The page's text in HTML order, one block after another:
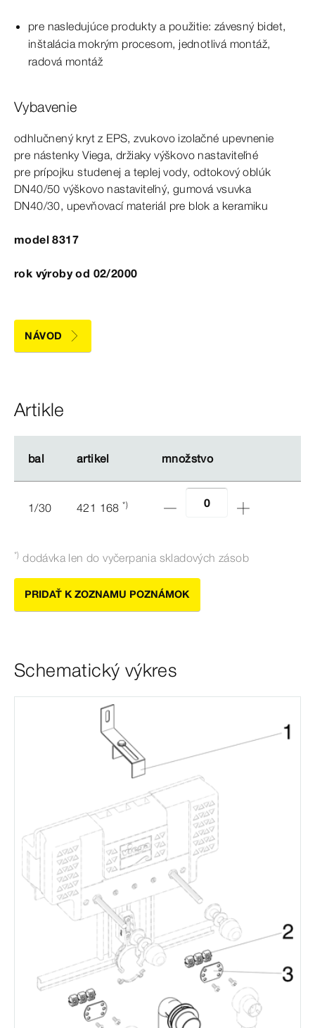
pre nasledujúce produkty a použitie: závesný bidet,
inštalácia mokrým procesom, jednotlivá montáž,
radová montáž
Vybavenie
odhlučnený kryt z EPS, zvukovo izolačné upevnenie
pre nástenkyViega, držiaky výškovo nastaviteľné
pre prípojku studenej a teplej vody, odtokový oblúk
DN40/50 výškovo nastaviteľný, gumová vsuvka
DN40/30, upevňovací materiál pre blok a keramiku
model 8317
rok výroby od 02/2000
NÁVOD
Artikle
bal artikel množstvo
bal artikel množstvo
1/30 421 168 *)
*) dodávka lendo vyčerpania skladových zásob
PRIDAŤ K ZOZNAMU POZNÁMOK
Schematický výkres